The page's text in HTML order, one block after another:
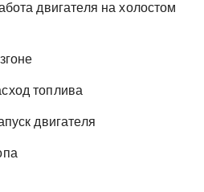
двигателя на холостом
топлива
двигателя